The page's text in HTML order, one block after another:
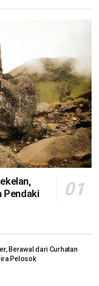
Pendaki
Berawal dari Curhatan
Pelosok